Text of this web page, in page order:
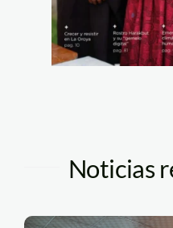
Noticias